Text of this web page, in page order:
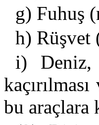
g) Fuhuş
h) Rüşvet
i) Deniz,
bu araçlara